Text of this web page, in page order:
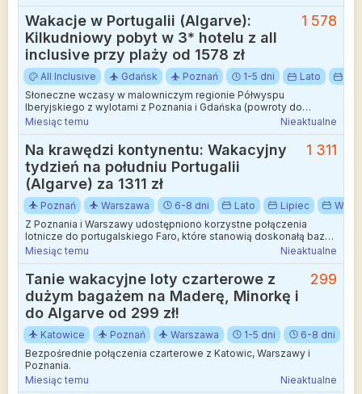
Wakacje w Portugalii (Algarve):
Kilkudniowy pobyt w 3* hotelu z all
inclusive przy plaży od 1578 zł
1 578
All Inclusive Gdańsk Poznań 1-5 dni Lato
Słoneczne wczasy w malowniczym regionie Półwyspu
Iberyjskiego z wylotami z Poznania i Gdańska (powroty do
Katowic) to propozycja idealna dla miłośników oceanicznych
krajobrazów.
Miesiąc temu Nieaktualne
Na krawędzi kontynentu: Wakacyjny
tydzień na południu Portugalii
(Algarve) za 1311 zł
1 311
Poznań Warszawa 6-8 dni Lato Lipiec
Z Poznania i Warszawy udostępniono korzystne połączenia
lotnicze do portugalskiego Faro, które stanowią doskonałą bazę
do odkrywania uroków regionu Algarve.
Miesiąc temu Nieaktualne
Tanie wakacyjne loty czarterowe z
dużym bagażem na Maderę, Minorkę i
do Algarve od 299 zł!
299
Katowice Poznań Warszawa 1-5 dni 6-8 dni
Bezpośrednie połączenia czarterowe z Katowic, Warszawy i
Poznania.
Miesiąc temu
Nieaktualne